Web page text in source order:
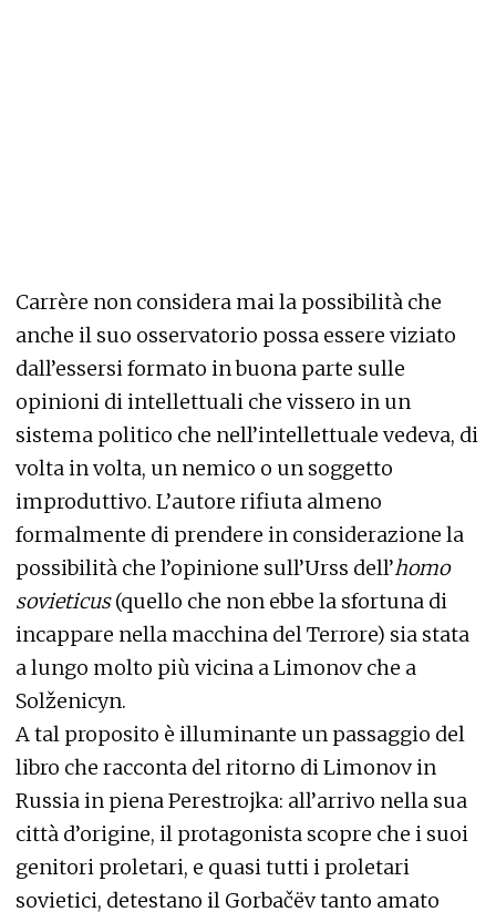
Carrère non considera mai la possibilità che
anche il suo osservatorio possa essere viziato
dall’essersi formato in buona parte sulle
opinioni di intellettuali che vissero in un
sistema politico che nell’intellettuale vedeva, di
volta in volta, un nemico o un soggetto
improduttivo. L’autore rifiuta almeno
formalmente di prendere in considerazione la
possibilità che l’opinione sull’Urss dell’homo
sovieticus(quello che non ebbe la sfortuna di
incappare nella macchina del Terrore) sia stata
a lungo molto più vicina a Limonov che a
Solženicyn.
A tal proposito è illuminante un passaggio del
libro che racconta del ritorno di Limonov in
Russia in piena Perestrojka: all’arrivo nella sua
città d’origine, il protagonista scopre che i suoi
genitori proletari, e quasi tutti i proletari
sovietici, detestano il Gorbačëv tanto amato